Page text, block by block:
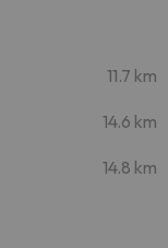
11.7 km
14.6 km
14.8 km